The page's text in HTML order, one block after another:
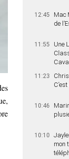
12:45
Mac
de
11:55
Une
11:23
10:46
10:10
mon